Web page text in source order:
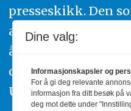
presseskikk. Den
av urettmessig
å ta kontakt med
også klage inn
Utvalg,www.pfu.no.
Dine valg:
Informasjonskapsler og
For å gi deg relevante
informasjon fra ditt besøk på
deg mot dette under